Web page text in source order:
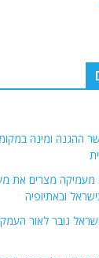
מעמיקה מצרים את
ובאתיופיה
גובר לאור
של הביטוי